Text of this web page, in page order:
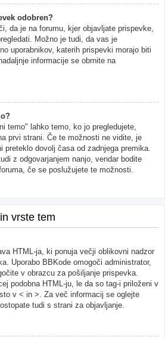
odobren?
da je na forumu, kjer objavljate prispevke,
Možno je tudi, da vas je
uporabnikov, katerih prispevki morajo biti
informacije se obrnite na
temo" lahko temo, ko jo pregledujete,
prvi strani. Če te možnosti ne vidite, je
preteklo dovolj časa od zadnjega premika.
z odgovarjanjem nanjo, vendar bodite
če se poslužujete te možnosti.
vrste tem
HTML-ja, ki ponuja večji oblikovni nadzor
Uporabo BBKode omogoči administrator,
v obrazcu za pošiljanje prispevka.
podobna HTML-ju, le da so tag-i priloženi v
v < in >. Za več informacij se oglejte
tudi s strani za objavljanje.